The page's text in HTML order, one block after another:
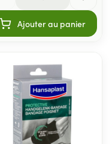
Ajouter au panier